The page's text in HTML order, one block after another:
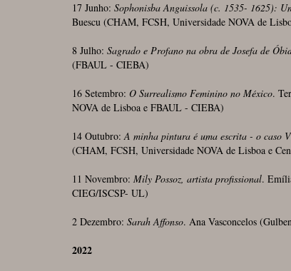
17 Junho: Sophonisba Anguissola (c. 1535- 1625):
Buescu (CHAM, FCSH, Universidade NOVA de
8 Julho: Sagrado e Profano na obra de Josefa de
(FBAUL - CIEBA)
16 Setembro: O Surrealismo Feminino no México.
NOVA de Lisboa e FBAUL - CIEBA)
14 Outubro:A minha pintura é uma escrita - o caso
(CHAM, FCSH, Universidade NOVA de Lisboa e
11 Novembro: Mily Possoz, artista profissional.
CIEG/ISCSP- UL)
2 Dezembro: Sarah Affonso. Ana Vasconcelos
2022